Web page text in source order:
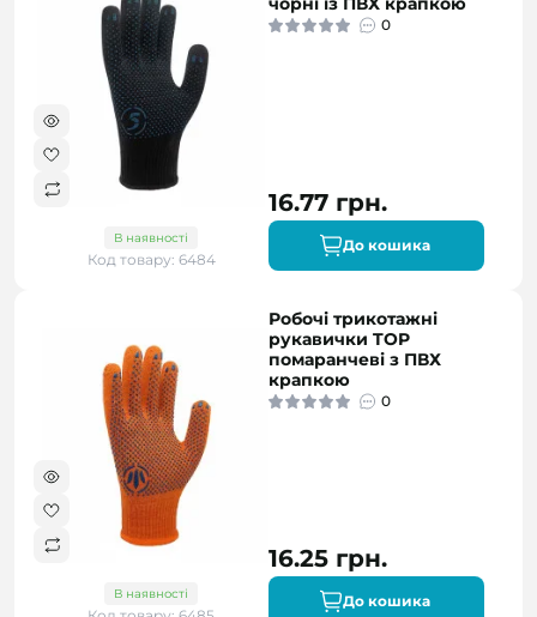
В наявності
Код товару: 6484
0
16.77 грн.
До кошика
В наявності
Робочі трикотажні
рукавички TOP
помаранчеві з ПВХ
крапкою
0
16.25 грн.
До кошика